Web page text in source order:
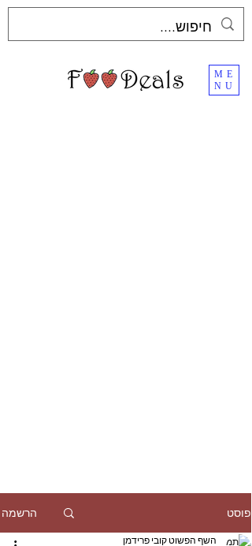
ME
NU
פוסט הרשמה
השף הפשוט קובי פרידמן